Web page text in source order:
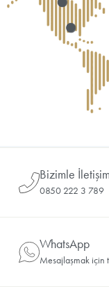
Bizimle
0850 222 3 789
WhatsApp
Mesajlaşmak için